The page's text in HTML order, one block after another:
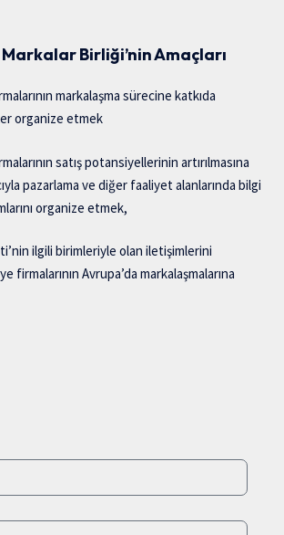
Birliği’nin Amaçları
markalaşma sürecine katkıda
organize etmek
satış potansiyellerinin artırılmasına
pazarlama ve diğer faaliyet alanlarında bilgi
organize etmek,
ilgili birimleriyle olan iletişimlerini
firmalarının Avrupa’da markalaşmalarına